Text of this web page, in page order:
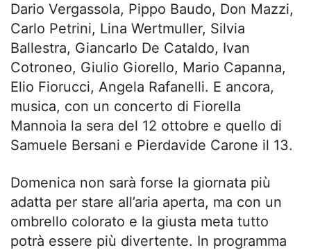
Dario Vergassola, Pippo Baudo, Don Mazzi,
Carlo Petrini, Lina Wertmuller, Silvia
Ballestra, Giancarlo De Cataldo, Ivan
Cotroneo, Giulio Giorello, Mario Capanna,
Elio Fiorucci, Angela Rafanelli. E ancora,
musica, con un concerto di Fiorella
Mannoia la sera del 12 ottobre e quello di
Samuele Bersani e Pierdavide Carone il 13.
Domenica non sarà forse la giornata più
adatta per stare all’aria aperta, ma con un
ombrello colorato e la giusta meta tutto
potrà essere più divertente. In programma